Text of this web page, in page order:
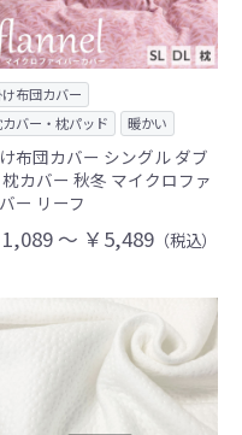
布団カバー
バー・枕パッド
暖かい
布団カバー シングル ダブ
カバー 秋冬 マイクロファ
ー リーフ
1,089 ～ ￥5,489 （税込）